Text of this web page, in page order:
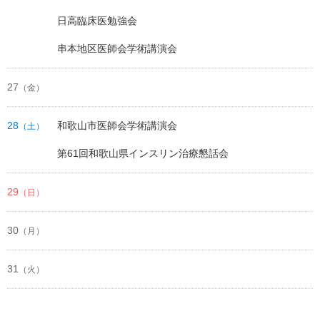
日高臨床医勉強会
串本地区医師会学術講演会
27 （金）
28 （土） 和歌山市医師会学術講演会
第61回和歌山県インスリン治療懇話会
29 （日）
30 （月）
31 （火）